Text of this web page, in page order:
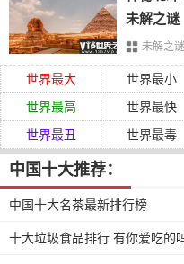
羌塘号称生命禁区，没有
温度在0摄氏度以下，
常年干燥，平均在海拔
未解之谜
未解之谜
世界最大 世界最小
世界最高
世界最快
世界最丑
世界最毒
中国十大推荐：
中国十大名茶最新排行榜
十大垃圾食品排行 有你爱吃的